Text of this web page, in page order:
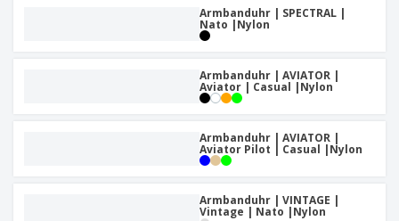
Armbanduhr | SPECTRAL |
Nato |Nylon
Armbanduhr | AVIATOR |
Aviator | Casual |Nylon
Armbanduhr | AVIATOR |
Aviator Pilot | Casual |Nylon
Armbanduhr | VINTAGE |
Vintage | Nato |Nylon